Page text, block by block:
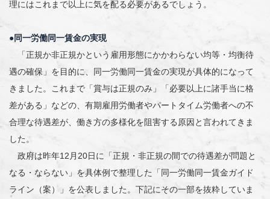
理にはこれまで以上に気を配る必要があるでしょう。
●同一労働同一賃金の実現
「正規か非正規かという雇用形態にかかわらない均等・均衡待
遇の確保」を目的に、同一労働同一賃金の実現が具体的になって
きました。これまで「賞与は正規のみ」「必要以上に諸手当に格
差がある」などの、有期雇用労働者やパートタイム労働者への不
合理な待遇差が、働き方の多様化を阻害する原因と言われてきま
した。
政府は昨年12月20日に「正規・非正規の間での待遇差が問題と
なる・ならない」を具体例で整理した「同一労働同一賃金ガイド
ライン（案）」を公表しました。下記にその一部を抜粋していま